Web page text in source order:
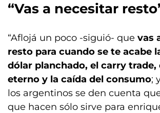
“Vas a necesitar
“Aflojá un poco -siguió- que vas
resto para cuando se te acabe
dólar planchado, el carry trade,
eterno y la caída del consumo;
los argentinos se den cuenta
que hacen sólo sirve para